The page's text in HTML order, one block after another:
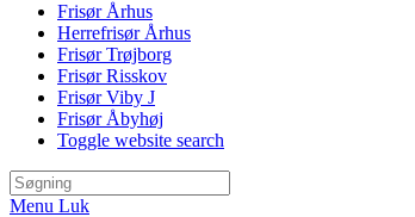
Frisør Århus
Herrefrisør Århus
Frisør Trøjborg
Frisør Risskov
Frisør Viby J
Frisør Åbyhøj
Toggle website search
Menu Luk